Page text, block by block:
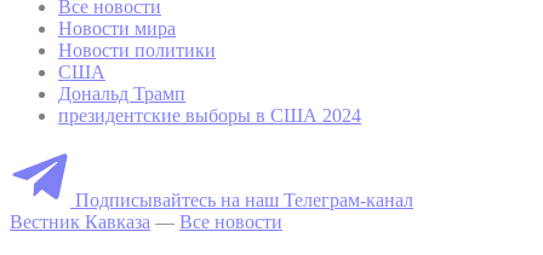
Все новости
Новости мира
Новости политики
США
Дональд Трамп
президентские выборы в США 2024
Подписывайтесь на наш Телеграм-канал
Вестник Кавказа — Все новости